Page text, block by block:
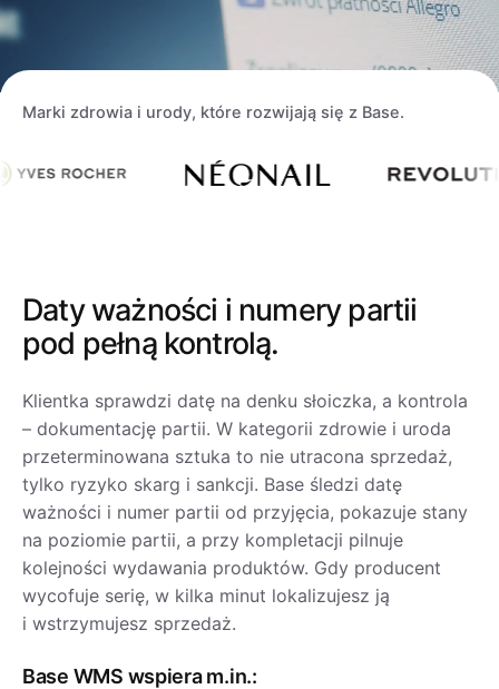
Base Courier
Katalog Partnerów Base
Kontakt
Marki zdrowia i urody, które rozwijają się z Base.
Daty ważności i numery partii
pod pełną kontrolą.
Klientka sprawdzi datę na denku słoiczka, a kontrola
– dokumentację partii. W kategorii zdrowie i uroda
przeterminowana sztuka to nie utracona sprzedaż,
tylko ryzyko skarg i sankcji. Base śledzi datę
ważności i numer partii od przyjęcia, pokazuje stany
na poziomie partii, a przy kompletacji pilnuje
kolejności wydawania produktów. Gdy producent
wycofuje serię, w kilka minut lokalizujesz ją
i wstrzymujesz sprzedaż.
Base WMS wspiera m.in.: